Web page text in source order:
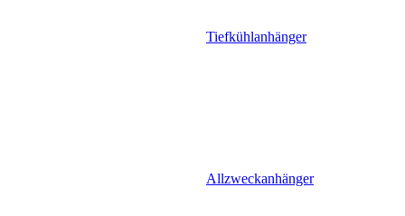
Tiefkühlanhänger
Allzweckanhänger